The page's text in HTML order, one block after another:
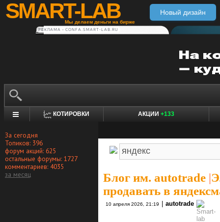
SMART-LAB
Мы делаем деньги на бирже
Новый дизайн
РЕКЛАМА • CONFA.SMART-LAB.RU
КОТИРОВКИ АКЦИИ +133
За сегодня
Топиков: 396
форум акций: 625
остальные форумы: 1727
комментариев: 4035
за месяц
Блог им. autotrade |
продавать в
10 апреля 2026, 21:19 autotrade